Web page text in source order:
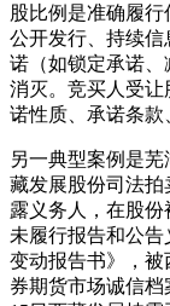
股比例是准确履
公开发行、持续
诺（如锁定承诺
消灭。竞买人受
诺性质、承诺条款
另一典型案例是
藏发展股份司法
露义务人，在股份
未履行报告和公
变动报告书》，
券期货市场诚信档